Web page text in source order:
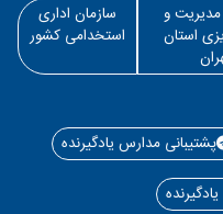
و
استان
سازمان اداری
استخدامی کشور
پشتیبانی مدارس یادگیرنده